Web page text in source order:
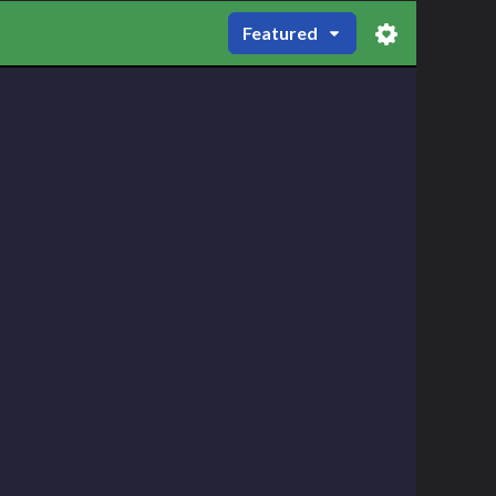
Featured